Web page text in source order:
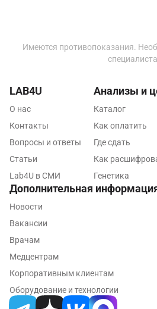
Набережные Челны
Наро-Фоминск
Нижнекамск
Новороссийск
Ногинск
Обнинск
Имеются противопоказания.
специалиста
LAB4U
О нас
Контакты
Вопросы и ответы
Статьи
Lab4U в СМИ
Анализы и
Каталог
Как оплатить
Где сдать
Как
Генетика
Дополнительная
Новости
Вакансии
Врачам
Медцентрам
Корпоративным клиентам
Оборудование и технологии